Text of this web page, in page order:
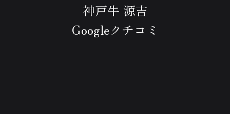
神戸牛 源吉
Googleクチコミ